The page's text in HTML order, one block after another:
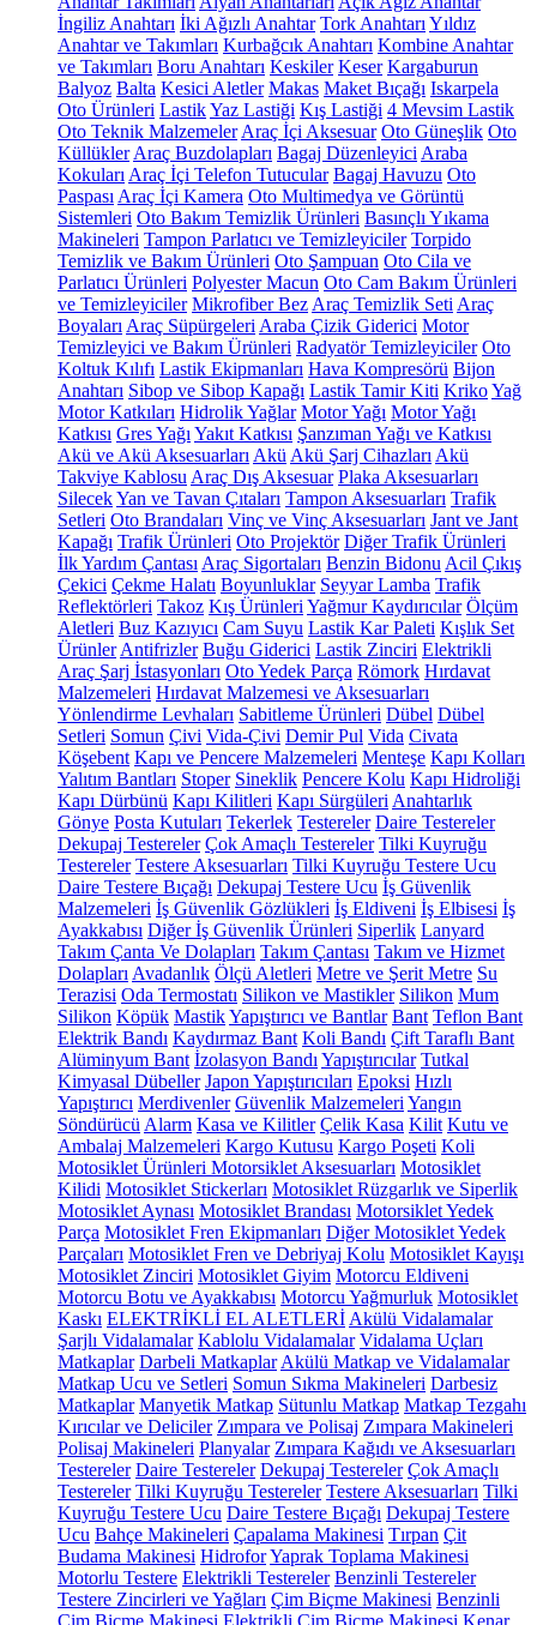
İngiliz Anahtarı İki Ağızlı Anahtar Tork Anahtarı Yıldız
Anahtar ve Takımları Kurbağcık Anahtarı Kombine Anahtar
ve Takımları Boru Anahtarı Keskiler Keser Kargaburun
Balyoz Balta Kesici Aletler Makas Maket Bıçağı Iskarpela
Oto Ürünleri LastikYaz Lastiği Kış Lastiği 4 Mevsim Lastik
Oto Teknik Malzemeler Araç İçi Aksesuar Oto Güneşlik Oto
Küllükler Araç Buzdolapları Bagaj Düzenleyici Araba
Kokuları Araç İçi Telefon Tutucular Bagaj Havuzu Oto
Paspası Araç İçi Kamera Oto Multimedya ve Görüntü
Sistemleri Oto Bakım Temizlik Ürünleri Basınçlı Yıkama
Makineleri Tampon Parlatıcı ve Temizleyiciler Torpido
Temizlik ve Bakım Ürünleri Oto Şampuan Oto Cila ve
Parlatıcı Ürünleri Polyester Macun Oto Cam Bakım Ürünleri
ve Temizleyiciler Mikrofiber Bez Araç Temizlik Seti Araç
Boyaları Araç Süpürgeleri Araba Çizik Giderici Motor
Temizleyici ve Bakım Ürünleri Radyatör Temizleyiciler Oto
Koltuk Kılıfı Lastik Ekipmanları Hava Kompresörü Bijon
Anahtarı Sibop ve Sibop Kapağı Lastik Tamir Kiti KrikoYağ
Motor Katkıları Hidrolik Yağlar Motor Yağı Motor Yağı
Katkısı Gres Yağı Yakıt Katkısı Şanzıman Yağı ve Katkısı
Akü ve Akü Aksesuarları Akü Akü Şarj Cihazları Akü
Takviye Kablosu Araç Dış Aksesuar Plaka Aksesuarları
SilecekYan ve Tavan Çıtaları Tampon Aksesuarları Trafik
Setleri Oto Brandaları Vinç ve Vinç Aksesuarları Jant ve Jant
Kapağı Trafik Ürünleri Oto Projektör Diğer Trafik Ürünleri
İlk Yardım Çantası Araç Sigortaları Benzin Bidonu Acil Çıkış
Çekici Çekme Halatı Boyunluklar Seyyar Lamba Trafik
Reflektörleri Takoz Kış Ürünleri Yağmur Kaydırıcılar Ölçüm
Aletleri Buz Kazıyıcı Cam Suyu Lastik Kar Paleti Kışlık Set
Ürünler Antifrizler Buğu Giderici Lastik Zinciri Elektrikli
Araç Şarj İstasyonları Oto Yedek Parça Römork Hırdavat
Malzemeleri Hırdavat Malzemesi ve Aksesuarları
Yönlendirme Levhaları Sabitleme Ürünleri Dübel Dübel
Setleri Somun Çivi Vida-Çivi Demir Pul Vida Civata
Köşebent Kapı ve Pencere Malzemeleri Menteşe Kapı Kolları
Yalıtım Bantları Stoper Sineklik Pencere Kolu Kapı Hidroliği
Kapı Dürbünü Kapı Kilitleri Kapı Sürgüleri Anahtarlık
Gönye Posta Kutuları Tekerlek Testereler Daire Testereler
Dekupaj Testereler Çok Amaçlı Testereler Tilki Kuyruğu
Testereler Testere Aksesuarları Tilki Kuyruğu Testere Ucu
Daire Testere Bıçağı Dekupaj Testere Ucu İş Güvenlik
Malzemeleri İş Güvenlik Gözlükleri İş Eldiveni İş Elbisesi İş
Ayakkabısı Diğer İş Güvenlik Ürünleri Siperlik Lanyard
Takım Çanta Ve Dolapları Takım Çantası Takım ve Hizmet
Dolapları Avadanlık Ölçü Aletleri Metre ve Şerit Metre Su
Terazisi Oda Termostatı Silikon ve Mastikler Silikon Mum
Silikon Köpük MastikYapıştırıcı ve Bantlar Bant Teflon Bant
Elektrik Bandı Kaydırmaz Bant Koli Bandı Çift Taraflı Bant
Alüminyum Bant İzolasyon Bandı Yapıştırıcılar Tutkal
Kimyasal Dübeller Japon Yapıştırıcıları Epoksi Hızlı
Yapıştırıcı Merdivenler Güvenlik Malzemeleri Yangın
Söndürücü Alarm Kasa ve Kilitler Çelik Kasa Kilit Kutu ve
Ambalaj Malzemeleri Kargo Kutusu Kargo Poşeti Koli
Motosiklet Ürünleri Motorsiklet Aksesuarları Motosiklet
Kilidi Motosiklet Stickerları Motosiklet Rüzgarlık ve Siperlik
Motosiklet Aynası Motosiklet Brandası Motorsiklet Yedek
Parça Motosiklet Fren Ekipmanları Diğer Motosiklet Yedek
Parçaları Motosiklet Fren ve Debriyaj Kolu Motosiklet Kayışı
Motosiklet Zinciri Motosiklet Giyim Motorcu Eldiveni
Motorcu Botu ve Ayakkabısı Motorcu Yağmurluk Motosiklet
Kaskı ELEKTRİKLİ EL ALETLERİ Akülü Vidalamalar
Şarjlı Vidalamalar Kablolu Vidalamalar Vidalama Uçları
Matkaplar Darbeli Matkaplar Akülü Matkap ve Vidalamalar
Matkap Ucu ve Setleri Somun Sıkma Makineleri Darbesiz
Matkaplar Manyetik Matkap Sütunlu Matkap Matkap Tezgahı
Kırıcılar ve Deliciler Zımpara ve Polisaj Zımpara Makineleri
Polisaj Makineleri Planyalar Zımpara Kağıdı ve Aksesuarları
Testereler Daire Testereler Dekupaj Testereler Çok Amaçlı
Testereler Tilki Kuyruğu Testereler Testere Aksesuarları Tilki
Kuyruğu Testere Ucu Daire Testere Bıçağı Dekupaj Testere
Ucu Bahçe Makineleri Çapalama Makinesi Tırpan Çit
Budama Makinesi HidroforYaprak Toplama Makinesi
Motorlu Testere Elektrikli Testereler Benzinli Testereler
Testere Zincirleri ve Yağları Çim Biçme Makinesi Benzinli
Çim Biçme Makinesi Elektrikli Çim Biçme Makinesi Kenar